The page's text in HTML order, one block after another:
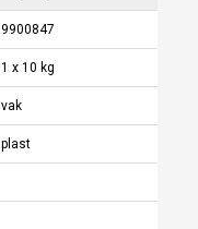
9900847
1 x 10 kg
vak
plast